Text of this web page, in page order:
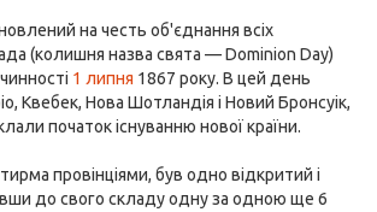
на честь об'єднання всіх
(колишня назва свята — Dominion Day)
1 липня 1867 року. В цей день
Квебек, Нова Шотландія і Новий Бронсуік,
початок існуванню нової країни.
провінціями, був одно відкритий і
до свого складу одну за одною ще 6